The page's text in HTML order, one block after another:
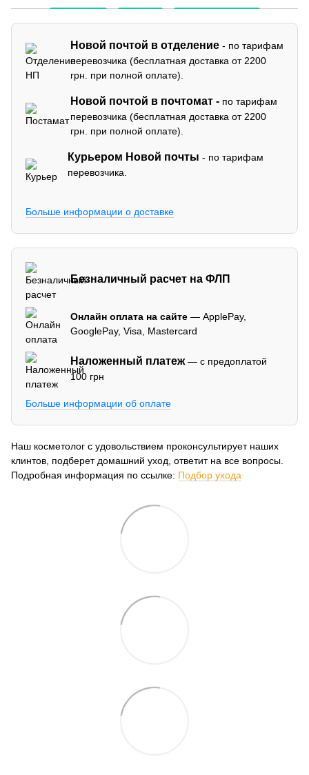
Новой почтой в отделение - по тарифам
перевозчика (бесплатная доставка от 2200
грн. при полной оплате).
Новой почтой в почтомат - по тарифам
перевозчика (бесплатная доставка от 2200
грн. при полной оплате).
Курьером Новой почты - по тарифам
перевозчика.
Больше информации о доставке
Безналичный расчет на ФЛП
Онлайн оплата на сайте — ApplePay,
GooglePay, Visa, Mastercard
Наложенный платеж— с предоплатой
100 грн
Больше информации об оплате
Наш косметолог с удовольствием проконсультирует наших
клинтов, подберет домашний уход, ответит на все вопросы.
Подробная информация по ссылке: Подбор ухода